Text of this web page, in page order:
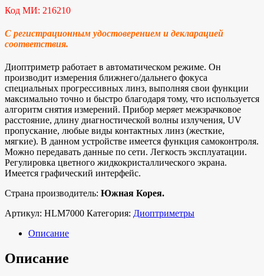
Код МИ: 216210
С регистрационным удостоверением и декларацией
соответствия.
Диоптриметр работает в автоматическом режиме. Он
производит измерения ближнего/дальнего фокуса
специальных прогрессивных линз, выполняя свои функции
максимально точно и быстро благодаря тому, что используется
алгоритм снятия измерений. Прибор меряет межзрачковое
расстояние, длину диагностической волны излучения, UV
пропускание, любые виды контактных линз (жесткие,
мягкие). В данном устройстве имеется функция самоконтроля.
Можно передавать данные по сети. Легкость эксплуатации.
Регулировка цветного жидкокристаллического экрана.
Имеется графический интерфейс.
Страна производитель: Южная Корея.
Артикул: HLM7000 Категория: Диоптриметры
Описание
Описание